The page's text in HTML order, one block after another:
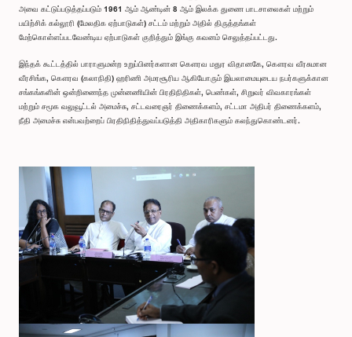
அவை கட்டுப்படுத்தப்படும் 1961 ஆம் ஆண்டின் 8 ஆம் இலக்க துணை பாடசாலைகள் மற்றும்
பயிற்சிக் கல்லூரி (மேலதிக ஏற்பாடுகள்) சட்டம் மற்றும் அதில் திருத்தங்கள்
மேற்கொள்ளப்படவேண்டிய ஏற்பாடுகள் குறித்தும் இங்கு கவனம் செலுத்தப்பட்டது.
இந்தக் கூட்டத்தில் பாராளுமன்ற உறுப்பினர்களான கௌரவ மதுர விதானகே, கௌரவ வீரசுமான
வீரசிங்க, கௌரவ (கலாநிதி) ஹரிணி அமரசூரிய ஆகியோரும் இயலாமையுடைய நபர்களுக்கான
சங்கங்களின் ஒன்றிணைந்த முன்னணியின் பிரதிநிதிகள், பெண்கள், சிறுவர் விவகாரங்கள்
மற்றும் சமூக வலுவூட்டல் அமைச்சு, சட்டவரைஞர் திணைக்களம், சட்டமா அதிபர் திணைக்களம்,
நீதி அமைச்சு என்பவற்றைப் பிரதிநிதித்துவப்படுத்தி அதிகாரிகளும் கலந்துகொண்டனர்.